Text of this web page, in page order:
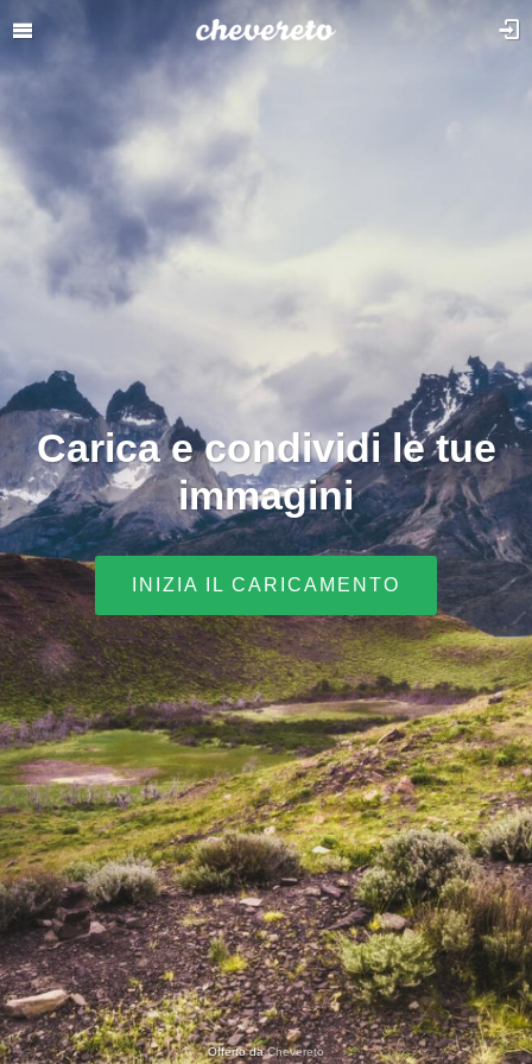
Carica e condividi le tue
immagini
INIZIA IL CARICAMENTO
Offerto daChevereto